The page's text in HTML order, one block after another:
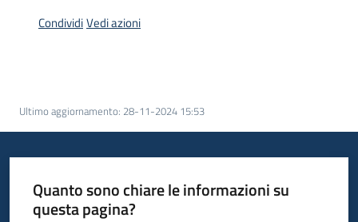
in
Seguici
CondividiVedi azioni
Ultimo aggiornamento: 28-11-2024 15:53
Quanto sono chiare le informazioni su
questa pagina?